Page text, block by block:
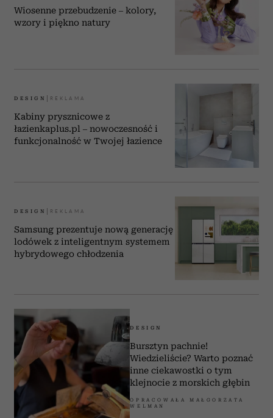
Wiosenne przebudzenie – kolory,
wzory i piękno natury
DESIGN
Kabiny prysznicowe z
łazienkaplus.pl – nowoczesność i
funkcjonalność w Twojej łazience
DESIGN
Samsung prezentuje nową generację
lodówek z inteligentnym systemem
hybrydowego chłodzenia
DESIGN
Bursztyn pachnie!
Wiedzieliście? Warto poznać
inne ciekawostki o tym
klejnocie z morskich głębin
OPRACOWAŁA MAŁGORZATA
WELMAN